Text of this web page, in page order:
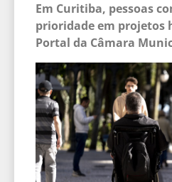
Em Curitiba, pessoas
prioridade em
Portal da Câmara